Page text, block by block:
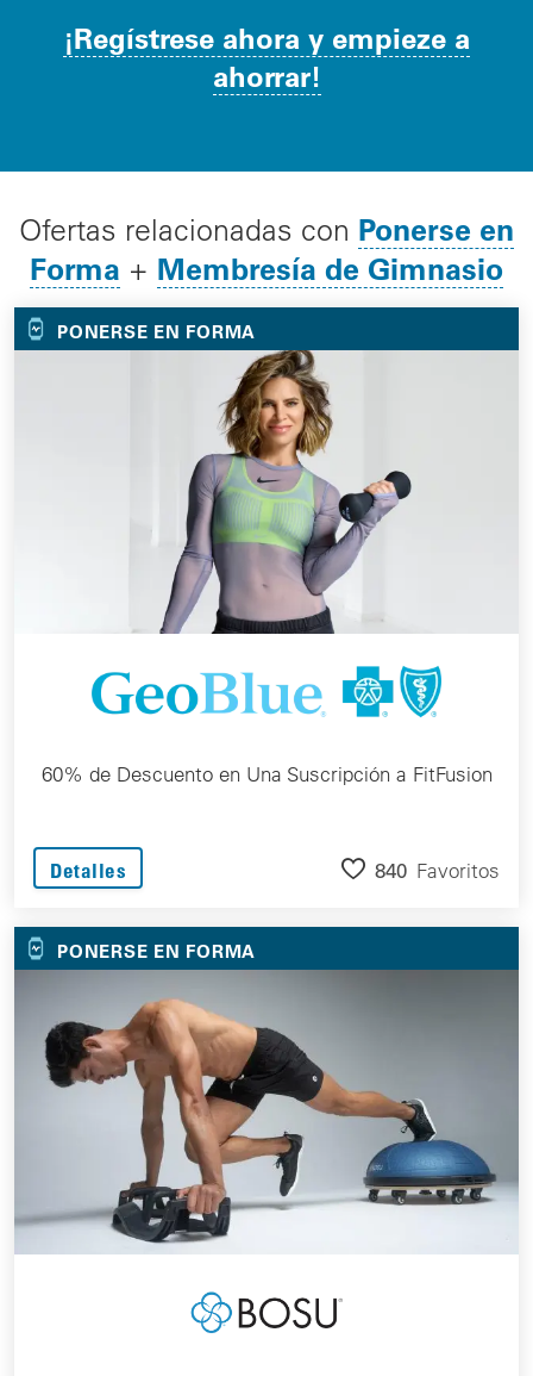
¡Regístrese ahora y empieze a
ahorrar!
Ofertas relacionadas con Ponerse en
Forma + Membresía de Gimnasio
PONERSE EN FORMA
60% de Descuento en Una Suscripción a FitFusion
Detalles 840 Favoritos
PONERSE EN FORMA